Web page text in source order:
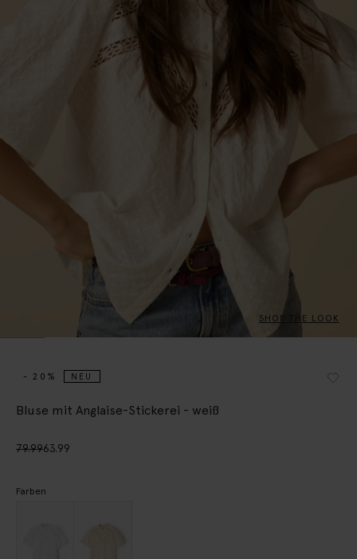
SHOP THE LOOK
- 20% NEU
Bluse mit Anglaise-Stickerei - weiß
79.9963.99
Farben